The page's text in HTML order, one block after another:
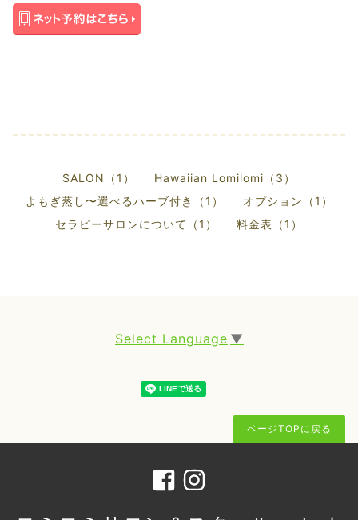
SALON（1）
Hawaiian Lomilomi（3）
よもぎ蒸し〜選べるハーブ付き（1）
オプション（1）
セラピーサロンについて（1）
料金表（1）
Select Language ▼
ページTOPに戻る